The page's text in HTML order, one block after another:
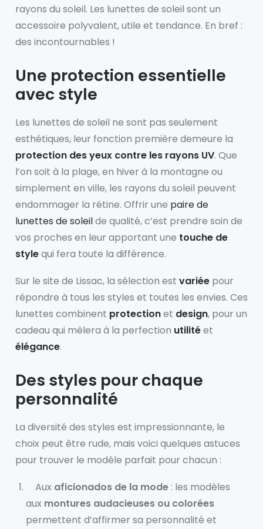
rayons du soleil. Les lunettes de soleil sont un
accessoire polyvalent, utile et tendance. En bref :
des incontournables !
Une protection essentielle
avec style
Les lunettes de soleil ne sont pas seulement
esthétiques, leur fonction première demeure la
protection des yeux contre les rayons UV. Que
l’on soit à la plage, en hiver à la montagne ou
simplement en ville, les rayons du soleil peuvent
endommager la rétine. Offrir une paire de
lunettes de soleilde qualité, c’est prendre soin de
vos proches en leur apportant une touche de
stylequi fera toute la différence.
Sur le site de Lissac, la sélection est variée pour
répondre à tous les styles et toutes les envies. Ces
lunettes combinent protectionet design, pour un
cadeau qui mêlera à la perfection utilitéet
élégance.
Des styles pour chaque
personnalité
La diversité des styles est impressionnante, le
choix peut être rude, mais voici quelques astuces
pour trouver le modèle parfait pour chacun :
Aux aficionados de la mode : les modèles
aux montures audacieuses ou colorées
permettent d’affirmer sa personnalité et